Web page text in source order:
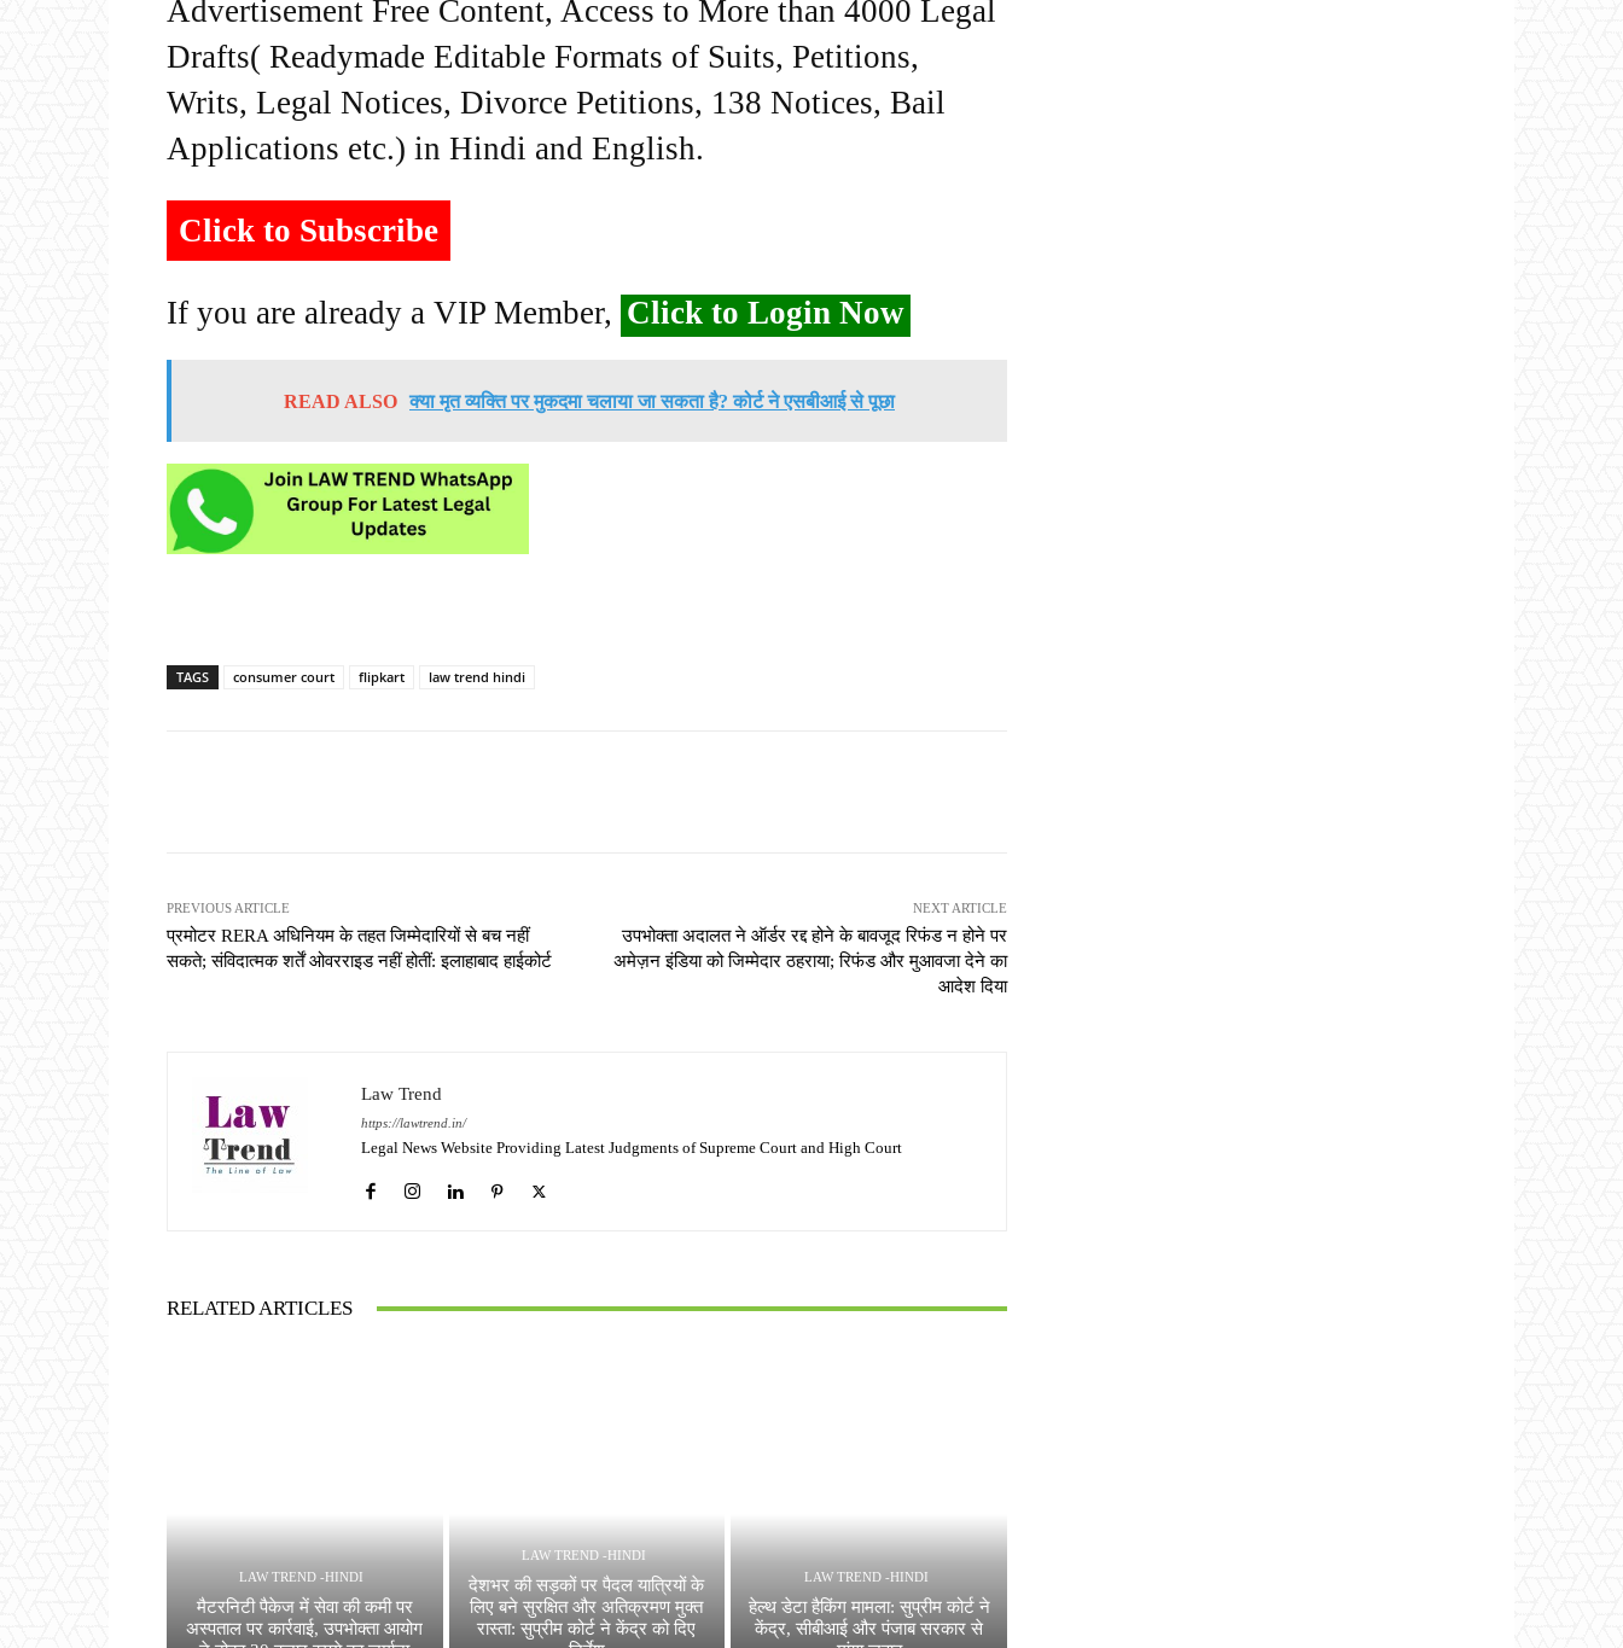
Advertisement Free Content, Access to More than 4000 Legal
Drafts( Readymade Editable Formats of Suits, Petitions,
Writs, Legal Notices, Divorce Petitions, 138 Notices, Bail
Applications etc.) in Hindi and English.
Click to Subscribe
If you are already a VIP Member, Click to Login Now
READ ALSO क्या मृत व्यक्ति पर मुकदमा चलाया जा सकता है? कोर्ट ने एसबीआई से पूछा
TAGS consumer court flipkart law trend hindi
PREVIOUS ARTICLE
प्रमोटर RERA अधिनियम के तहत जिम्मेदारियों से बच नहीं
सकते; संविदात्मक शर्तें ओवरराइड नहीं होतीं: इलाहाबाद हाईकोर्ट
NEXT ARTICLE
उपभोक्ता अदालत ने ऑर्डर रद्द होने के बावजूद रिफंड न होने पर
अमेज़न इंडिया को जिम्मेदार ठहराया; रिफंड और मुआवजा देने का
आदेश दिया
Law Trend
https://lawtrend.in/
Legal News Website Providing Latest Judgments of Supreme Court and High Court
RELATED ARTICLES
LAW TREND -HINDI
मैटरनिटी पैकेज में सेवा की कमी पर
अस्पताल पर कार्रवाई, उपभोक्ता आयोग
LAW TREND -HINDI
देशभर की सड़कों पर पैदल यात्रियों के
लिए बने सुरक्षित और अतिक्रमण मुक्त
रास्ता: सुप्रीम कोर्ट ने केंद्र को दिए
LAW TREND -HINDI
हेल्थ डेटा हैकिंग मामला: सुप्रीम कोर्ट ने
केंद्र, सीबीआई और पंजाब सरकार से